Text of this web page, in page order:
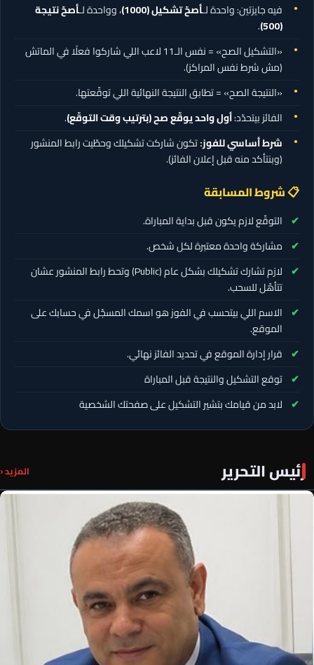
فيه جايزتين: واحدة لـأصحّ تشكيل(1000) ، وواحدة لـأصحّ نتيجة
(500)
.
«التشكيل الصح» = نفس الـ11 لاعب اللي شاركوا فعلًا في الماتش
(مش شرط نفس المراكز).
«النتيجة الصح» = تطابق النتيجة النهائية اللي توقّعتها.
الفائز بيتحدّد:أول واحد يوقّع صح (بترتيب وقت التوقّع).
شرط أساسي للفوز:تكون شاركت تشكيلك وحطّيت رابط المنشور
(وبنتأكد منه قبل إعلان الفائز).
📋 شروط المسابقة
التوقّع لازم يكون قبل بداية المباراة.
مشاركة واحدة معتبرة لكل شخص.
لازم تشارك تشكيلك بشكل عام (Public) وتحط رابط المنشور عشان
تتأهّل للسحب.
الاسم اللي بيتحسب في الفوز هو اسمك المسجّل في حسابك على
الموقع.
قرار إدارة الموقع في تحديد الفائز نهائي.
توقع التشكيل والنتيجة قبل المباراة
لابد من قيامك بتشير التشكيل على صفحتك الشخصية
رئيس التحرير المزيد ‹